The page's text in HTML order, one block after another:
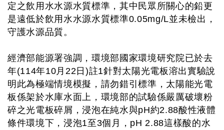
定之飲用水水源水質標準，其中民眾所關心的鉛更
是遠低於飲用水水源水質標準0.05mg/L並未檢出，
守護水源品質。
經濟部能源署強調，環境部國家環境研究院已於去
年(114年10月22日)註1針對太陽光電板溶出實驗說
明此為極端情境模擬，請勿錯引標準，太陽能光電
板係架於水庫水面上，環境部的試驗係嚴厲破壞粉
碎之光電板碎屑，浸泡在純水與pH約2.88酸性液體
條件環境下，浸泡1至3個月，pH 2.88這樣酸的水